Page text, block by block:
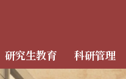
研究生教育 科研管理